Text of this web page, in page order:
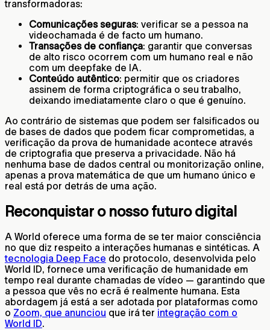
transformadoras:
Comunicações seguras: verificar se a pessoa na
videochamada é de facto um humano.
Transações de confiança: garantir que conversas
de alto risco ocorrem com um humano real e não
com um deepfake de IA.
Conteúdo autêntico: permitir que os criadores
assinem de forma criptográfica o seu trabalho,
deixando imediatamente claro o que é genuíno.
Ao contrário de sistemas que podem ser falsificados ou
de bases de dados que podem ficar comprometidas, a
verificação da prova de humanidade acontece através
de criptografia que preserva a privacidade. Não há
nenhuma base de dados central ou monitorização online,
apenas a prova matemática de que um humano único e
real está por detrás de uma ação.
Reconquistar o nosso futuro digital
A World oferece uma forma de se ter maior consciência
no que diz respeito a interações humanas e sintéticas. A
tecnologia Deep Face do protocolo, desenvolvida pelo
World ID, fornece uma verificação de humanidade em
tempo real durante chamadas de vídeo — garantindo que
a pessoa que vês no ecrã é realmente humana. Esta
abordagem já está a ser adotada por plataformas como
o Zoom, que anunciou que irá ter integração com o
World ID.